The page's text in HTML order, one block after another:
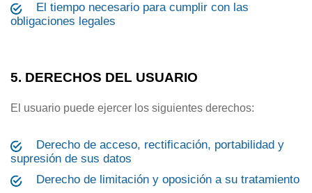
El tiempo necesario para cumplir con las
obligaciones legales
5. DERECHOS DEL USUARIO
El usuario puede ejercer los siguientes derechos:
Derecho de acceso, rectificación, portabilidad y
supresión de sus datos
Derecho de limitación y oposición a su tratamiento